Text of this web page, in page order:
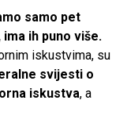
samo pet
ih puno više.
iskustvima, su
svijesti o
iskustva, a